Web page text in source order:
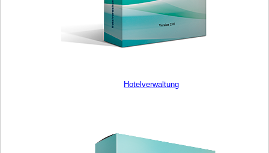
Hotelverwaltung